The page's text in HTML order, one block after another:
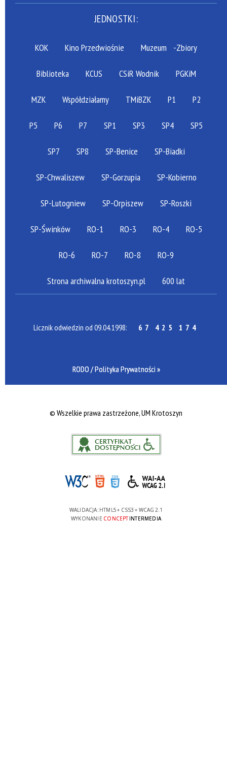
JEDNOSTKI:
KOK Kino Przedwiośnie Muzeum -Zbiory
Biblioteka KCUS CSiR Wodnik PGKiM
MZK Współdziałamy TMiBZK P1 P2
P5 P6 P7 SP1 SP3 SP4 SP5
SP7 SP8 SP-Benice SP-Biadki
SP-Chwaliszew SP-Gorzupia SP-Kobierno
SP-Lutogniew SP-Orpiszew SP-Roszki
SP-Świnków RO-1 RO-3 RO-4 RO-5
RO-6 RO-7 RO-8 RO-9
Strona archiwalna krotoszyn.pl 600 lat
Licznik odwiedzin od 09.04.1998: 67 425 174
RODO / Polityka Prywatności »
© Wszelkie prawa zastrzeżone, UM Krotoszyn
WALIDACJA: HTML5+ CSS3 + WCAG 2.1
WYKONANIE CONCEPTINTERMEDIA